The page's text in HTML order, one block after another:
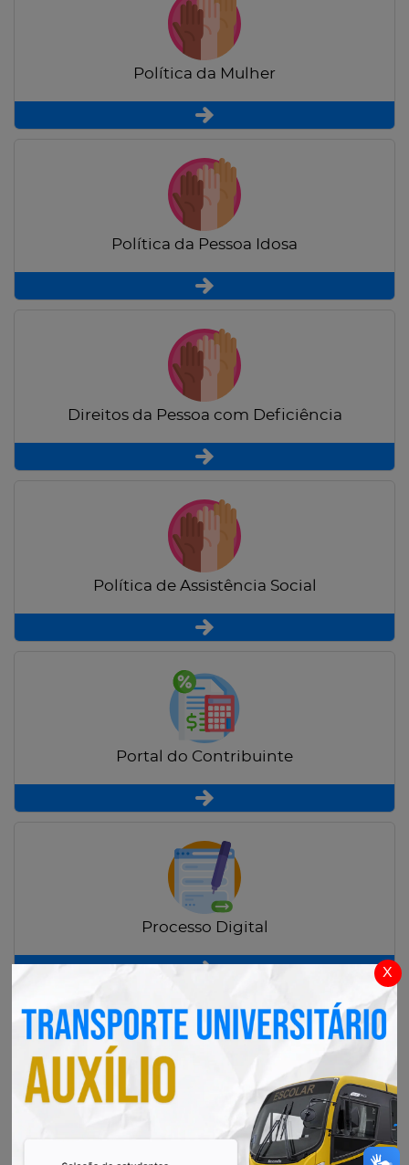
x
Política da Mulher
Política da Pessoa Idosa
Direitos da Pessoa com Deficiência
Política de Assistência Social
Portal do Contribuinte
Processo Digital
Radar Transparência Pública